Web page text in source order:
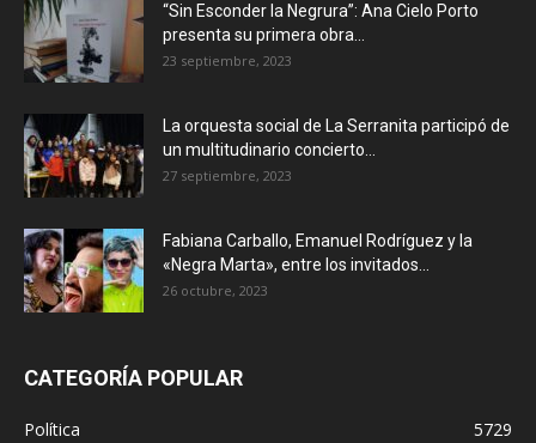
“Sin Esconder la Negrura”: Ana Cielo Porto
presenta su primera obra...
23 septiembre, 2023
La orquesta social de La Serranita participó de
un multitudinario concierto...
27 septiembre, 2023
Fabiana Carballo, Emanuel Rodríguez y la
«Negra Marta», entre los invitados...
26 octubre, 2023
CATEGORÍA POPULAR
Política
5729